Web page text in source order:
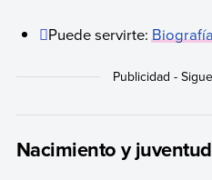
Puede servirte:
Nacimiento y